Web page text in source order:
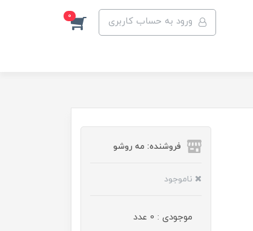
ورود به حساب کاربری 0
فروشنده: مه رو‌شو
ناموجود
موجودی : 0 عدد